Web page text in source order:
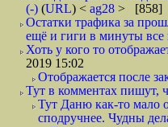
(-) (URL) < ag28 > [858]
Остатки трафика за
ещё и гиги в минуты все
Хоть у кого то
2019 15:02
Отображается после
Тут в комментах пишут,
Тут Даню как-то мало
сподручнее. Чудны